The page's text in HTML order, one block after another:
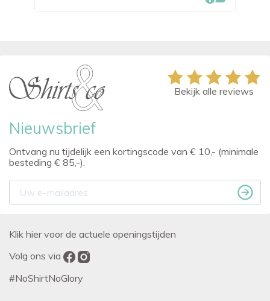
Nieuwsbrief
Ontvang nu tijdelijk een kortingscode van € 10,- (minimale
besteding € 85,-).
Bekijk alle reviews
Klik hier voor de actuele openingstijden
Volg ons via
#NoShirtNoGlory